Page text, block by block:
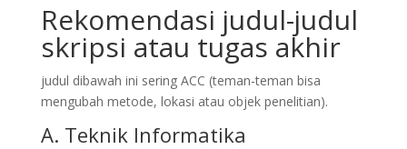
Rekomendasi judul-judul
skripsi atau tugas akhir
judul dibawah ini sering ACC (teman-teman bisa
mengubah metode, lokasi atau objek penelitian).
A. Teknik Informatika